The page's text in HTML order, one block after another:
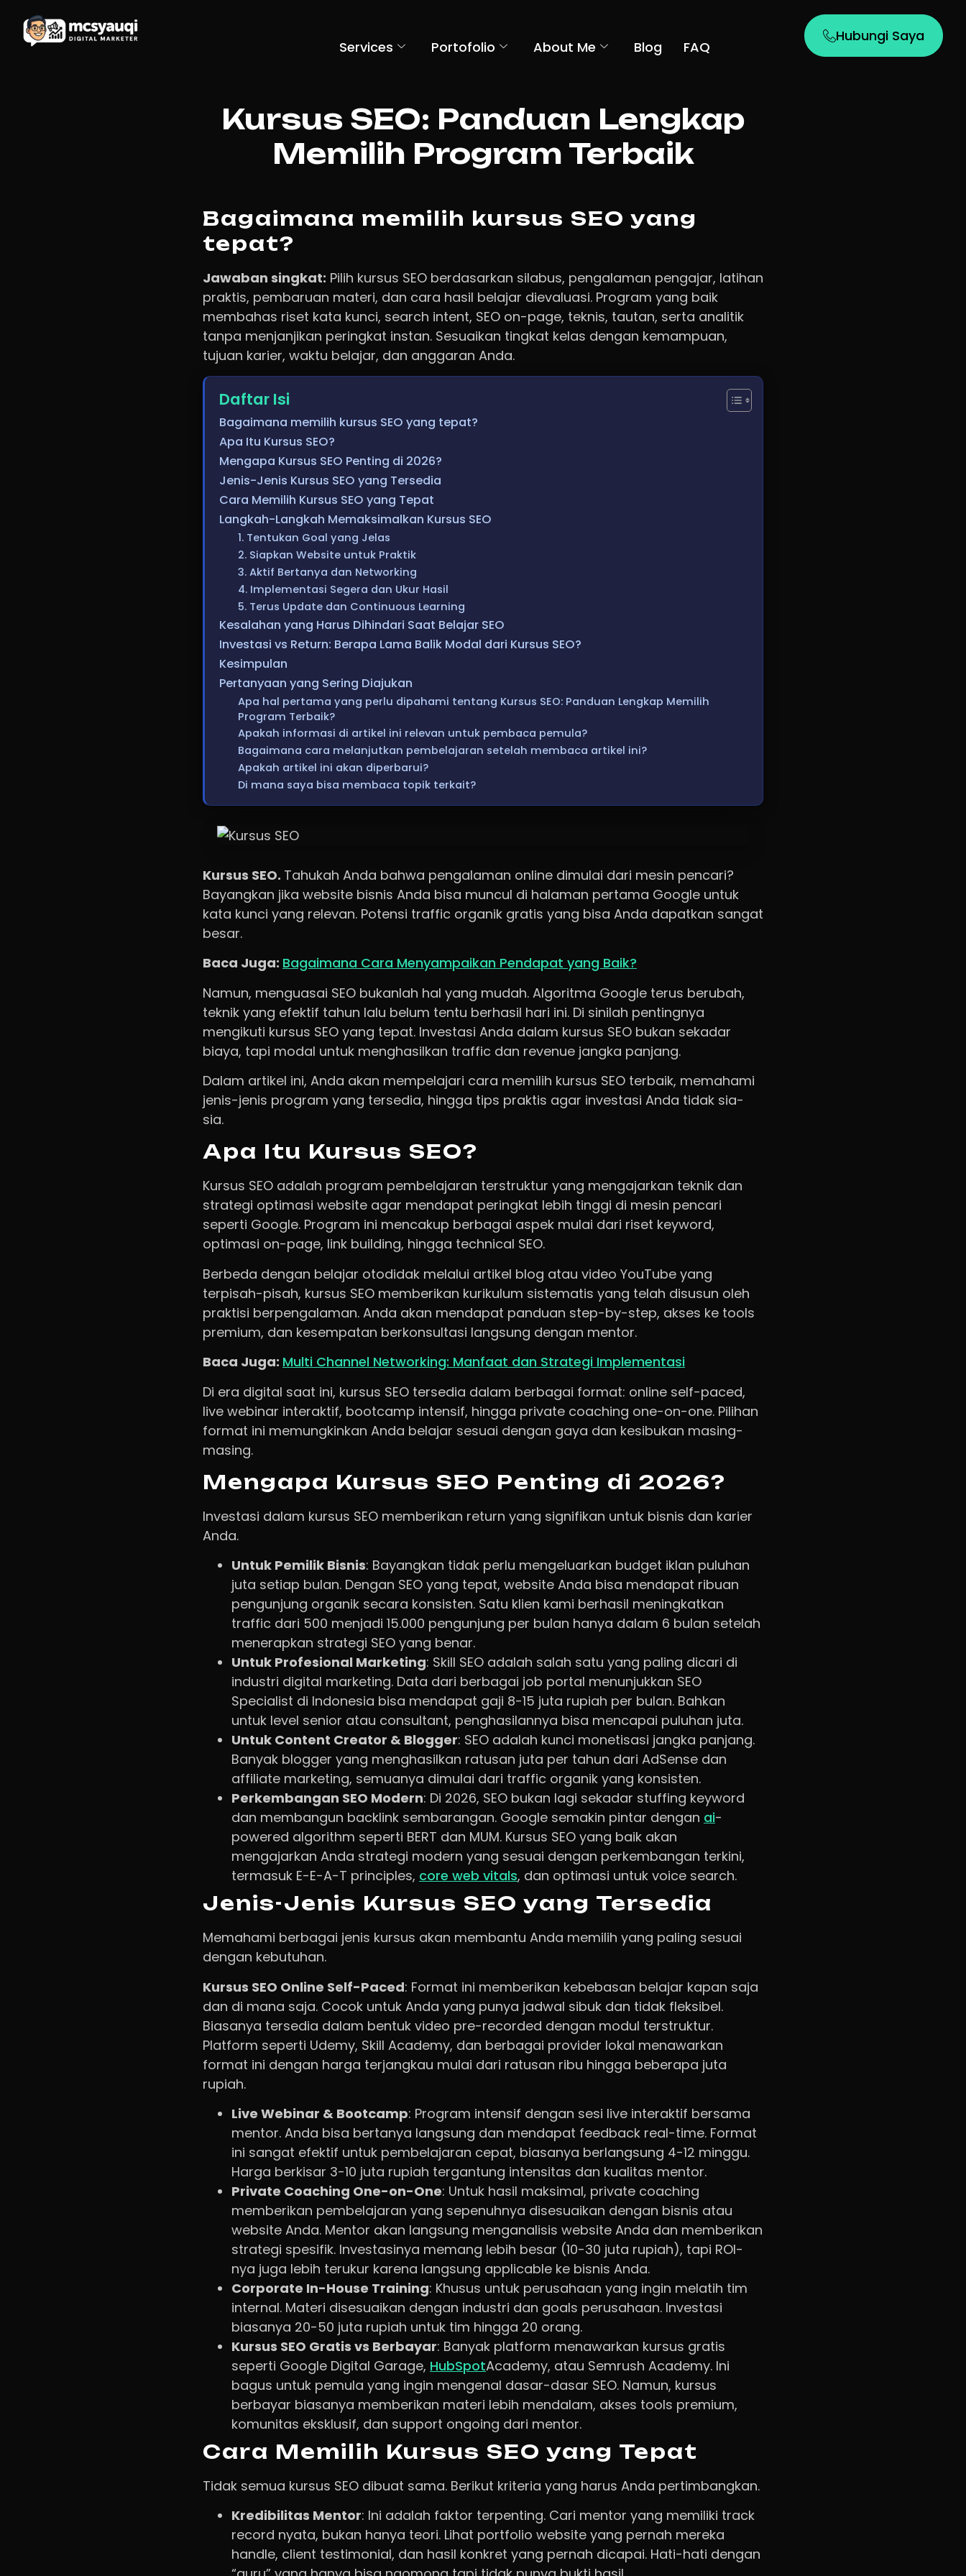
Services Portofolio About Me Blog FAQ
Hubungi Saya
Kursus SEO: Panduan Lengkap
Memilih Program Terbaik
Bagaimana memilih kursus SEO yang
tepat?
Jawaban singkat: Pilih kursus SEO berdasarkan silabus, pengalaman pengajar, latihan
praktis, pembaruan materi, dan cara hasil belajar dievaluasi. Program yang baik
membahas riset kata kunci, search intent, SEO on-page, teknis, tautan, serta analitik
tanpa menjanjikan peringkat instan. Sesuaikan tingkat kelas dengan kemampuan,
tujuan karier, waktu belajar, dan anggaran Anda.
Daftar Isi
Bagaimana memilih kursus SEO yang tepat?
Apa Itu Kursus SEO?
Mengapa Kursus SEO Penting di 2026?
Jenis-Jenis Kursus SEO yang Tersedia
Cara Memilih Kursus SEO yang Tepat
Langkah-Langkah Memaksimalkan Kursus SEO
1. Tentukan Goal yang Jelas
2. Siapkan Website untuk Praktik
3. Aktif Bertanya dan Networking
4. Implementasi Segera dan Ukur Hasil
5. Terus Update dan Continuous Learning
Kesalahan yang Harus Dihindari Saat Belajar SEO
Investasi vs Return: Berapa Lama Balik Modal dari Kursus SEO?
Kesimpulan
Pertanyaan yang Sering Diajukan
Apa hal pertama yang perlu dipahami tentang Kursus SEO: Panduan Lengkap Memilih
Program Terbaik?
Apakah informasi di artikel ini relevan untuk pembaca pemula?
Bagaimana cara melanjutkan pembelajaran setelah membaca artikel ini?
Apakah artikel ini akan diperbarui?
Di mana saya bisa membaca topik terkait?
Kursus SEO. Tahukah Anda bahwa pengalaman online dimulai dari mesin pencari?
Bayangkan jika website bisnis Anda bisa muncul di halaman pertama Google untuk
kata kunci yang relevan. Potensi traffic organik gratis yang bisa Anda dapatkan sangat
besar.
Baca Juga: Bagaimana Cara Menyampaikan Pendapat yang Baik?
Namun, menguasai SEO bukanlah hal yang mudah. Algoritma Google terus berubah,
teknik yang efektif tahun lalu belum tentu berhasil hari ini. Di sinilah pentingnya
mengikuti kursus SEO yang tepat. Investasi Anda dalam kursus SEO bukan sekadar
biaya, tapi modal untuk menghasilkan traffic dan revenue jangka panjang.
Dalam artikel ini, Anda akan mempelajari cara memilih kursus SEO terbaik, memahami
jenis-jenis program yang tersedia, hingga tips praktis agar investasi Anda tidak sia-
sia.
Apa Itu Kursus SEO?
Kursus SEO adalah program pembelajaran terstruktur yang mengajarkan teknik dan
strategi optimasi website agar mendapat peringkat lebih tinggi di mesin pencari
seperti Google. Program ini mencakup berbagai aspek mulai dari riset keyword,
optimasi on-page, link building, hingga technical SEO.
Berbeda dengan belajar otodidak melalui artikel blog atau video YouTube yang
terpisah-pisah, kursus SEO memberikan kurikulum sistematis yang telah disusun oleh
praktisi berpengalaman. Anda akan mendapat panduan step-by-step, akses ke tools
premium, dan kesempatan berkonsultasi langsung dengan mentor.
Baca Juga: Multi Channel Networking: Manfaat dan Strategi Implementasi
Di era digital saat ini, kursus SEO tersedia dalam berbagai format: online self-paced,
live webinar interaktif, bootcamp intensif, hingga private coaching one-on-one. Pilihan
format ini memungkinkan Anda belajar sesuai dengan gaya dan kesibukan masing-
masing.
Mengapa Kursus SEO Penting di 2026?
Investasi dalam kursus SEO memberikan return yang signifikan untuk bisnis dan karier
Anda.
Untuk Pemilik Bisnis: Bayangkan tidak perlu mengeluarkan budget iklan puluhan
juta setiap bulan. Dengan SEO yang tepat, website Anda bisa mendapat ribuan
pengunjung organik secara konsisten. Satu klien kami berhasil meningkatkan
traffic dari 500 menjadi 15.000 pengunjung per bulan hanya dalam 6 bulan setelah
menerapkan strategi SEO yang benar.
Untuk Profesional Marketing: Skill SEO adalah salah satu yang paling dicari di
industri digital marketing. Data dari berbagai job portal menunjukkan SEO
Specialist di Indonesia bisa mendapat gaji 8-15 juta rupiah per bulan. Bahkan
untuk level senior atau consultant, penghasilannya bisa mencapai puluhan juta.
Untuk Content Creator & Blogger: SEO adalah kunci monetisasi jangka panjang.
Banyak blogger yang menghasilkan ratusan juta per tahun dari AdSense dan
affiliate marketing, semuanya dimulai dari traffic organik yang konsisten.
Perkembangan SEO Modern: Di 2026, SEO bukan lagi sekadar stuffing keyword
dan membangun backlink sembarangan. Google semakin pintar dengan ai-
powered algorithm seperti BERT dan MUM. Kursus SEO yang baik akan
mengajarkan Anda strategi modern yang sesuai dengan perkembangan terkini,
termasuk E-E-A-T principles, core web vitals, dan optimasi untuk voice search.
Jenis-Jenis Kursus SEO yang Tersedia
Memahami berbagai jenis kursus akan membantu Anda memilih yang paling sesuai
dengan kebutuhan.
Kursus SEO Online Self-Paced: Format ini memberikan kebebasan belajar kapan saja
dan di mana saja. Cocok untuk Anda yang punya jadwal sibuk dan tidak fleksibel.
Biasanya tersedia dalam bentuk video pre-recorded dengan modul terstruktur.
Platform seperti Udemy, Skill Academy, dan berbagai provider lokal menawarkan
format ini dengan harga terjangkau mulai dari ratusan ribu hingga beberapa juta
rupiah.
Live Webinar & Bootcamp: Program intensif dengan sesi live interaktif bersama
mentor. Anda bisa bertanya langsung dan mendapat feedback real-time. Format
ini sangat efektif untuk pembelajaran cepat, biasanya berlangsung 4-12 minggu.
Harga berkisar 3-10 juta rupiah tergantung intensitas dan kualitas mentor.
Private Coaching One-on-One: Untuk hasil maksimal, private coaching
memberikan pembelajaran yang sepenuhnya disesuaikan dengan bisnis atau
website Anda. Mentor akan langsung menganalisis website Anda dan memberikan
strategi spesifik. Investasinya memang lebih besar (10-30 juta rupiah), tapi ROI-
nya juga lebih terukur karena langsung applicable ke bisnis Anda.
Corporate In-House Training: Khusus untuk perusahaan yang ingin melatih tim
internal. Materi disesuaikan dengan industri dan goals perusahaan. Investasi
biasanya 20-50 juta rupiah untuk tim hingga 20 orang.
Kursus SEO Gratis vs Berbayar: Banyak platform menawarkan kursus gratis
seperti Google Digital Garage, HubSpotAcademy, atau Semrush Academy. Ini
bagus untuk pemula yang ingin mengenal dasar-dasar SEO. Namun, kursus
berbayar biasanya memberikan materi lebih mendalam, akses tools premium,
komunitas eksklusif, dan support ongoing dari mentor.
Cara Memilih Kursus SEO yang Tepat
Tidak semua kursus SEO dibuat sama. Berikut kriteria yang harus Anda pertimbangkan.
Kredibilitas Mentor: Ini adalah faktor terpenting. Cari mentor yang memiliki track
record nyata, bukan hanya teori. Lihat portfolio website yang pernah mereka
handle, client testimonial, dan hasil konkret yang pernah dicapai. Hati-hati dengan